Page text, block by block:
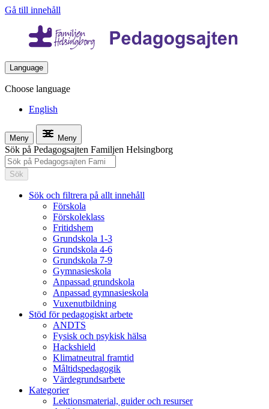
Gå till innehåll
Language
Choose language
English
Meny Meny
Sök på Pedagogsajten Familjen Helsingborg
Sök
Sök och filtrera på allt innehåll
Förskola
Förskoleklass
Fritidshem
Grundskola 1-3
Grundskola 4-6
Grundskola 7-9
Gymnasieskola
Anpassad grundskola
Anpassad gymnasieskola
Vuxenutbildning
Stöd för pedagogiskt arbete
ANDTS
Fysisk och psykisk hälsa
Hackshield
Klimatneutral framtid
Måltidspedagogik
Värdegrundsarbete
Kategorier
Lektionsmaterial, guider och resurser